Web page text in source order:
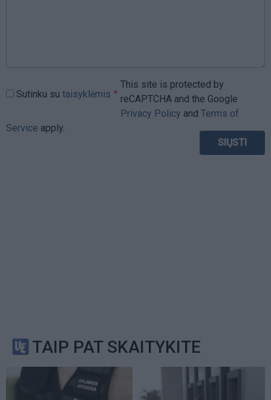
Sutinku su taisyklėmis
This site is protected by
reCAPTCHA and the Google
Privacy Policy and Terms of
Service apply.
TAIP PAT SKAITYKITE